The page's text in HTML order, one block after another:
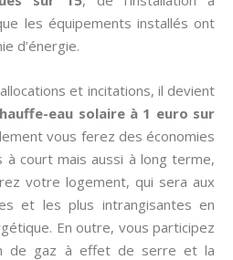
les équipements installés ont
d’énergie.
et incitations, il devient
eau solaire à 1 euro sur
vous ferez des économies
à court mais aussi à long terme,
votre logement, qui sera aux
et les plus intrangisantes en
En outre, vous participez
de gaz à effet de serre et la